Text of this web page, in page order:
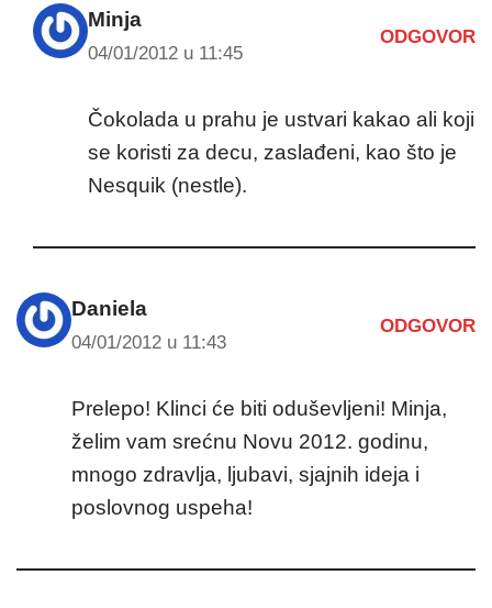
Minja
04/01/2012 u 11:45
ODGOVOR
Čokolada u prahu je ustvari kakao ali koji
se koristi za decu, zaslađeni, kao što je
Nesquik (nestle).
Daniela
04/01/2012 u 11:43
ODGOVOR
Prelepo! Klinci će biti oduševljeni! Minja,
želim vam srećnu Novu 2012. godinu,
mnogo zdravlja, ljubavi, sjajnih ideja i
poslovnog uspeha!